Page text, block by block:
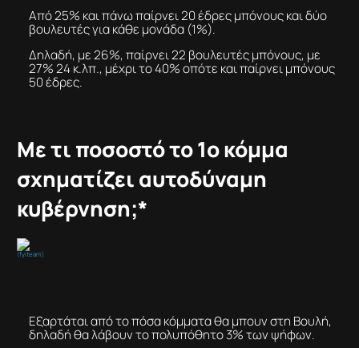
Από 25% και πάνω παίρνει 20 έδρες μπόνους και δύο
βουλευτές για κάθε μονάδα (1%).
Δηλαδή, με 26%, παίρνει 22 βουλευτές μπόνους, με
27% 24 κ.λπ., μέχρι το 40% οπότε και παίρνει μπόνους
50 έδρες.
Με τι ποσοστό το 1ο κόμμα
σχηματίζει αυτοδύναμη
κυβέρνηση;*
(fyiteam)
Εξαρτάται από το πόσα κόμματα θα μπουν στη Βουλή,
δηλαδή θα λάβουν το πολυπόθητο 3% των ψήφων.